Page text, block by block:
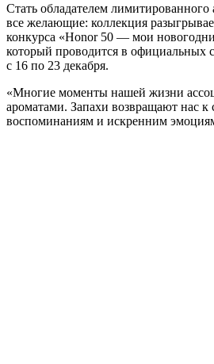
Стать обладателем лимитированного
все желающие: коллекция
конкурса «Honor 50 — мои
который проводится в официальных
с 16 по 23 декабря.
«Многие моменты нашей жизни
ароматами. Запахи возвращают нас
воспоминаниям и искренним